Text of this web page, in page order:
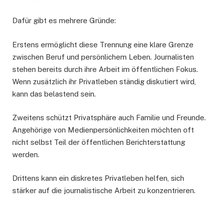
Dafür gibt es mehrere Gründe:
Erstens ermöglicht diese Trennung eine klare Grenze
zwischen Beruf und persönlichem Leben. Journalisten
stehen bereits durch ihre Arbeit im öffentlichen Fokus.
Wenn zusätzlich ihr Privatleben ständig diskutiert wird,
kann das belastend sein.
Zweitens schützt Privatsphäre auch Familie und Freunde.
Angehörige von Medienpersönlichkeiten möchten oft
nicht selbst Teil der öffentlichen Berichterstattung
werden.
Drittens kann ein diskretes Privatleben helfen, sich
stärker auf die journalistische Arbeit zu konzentrieren.